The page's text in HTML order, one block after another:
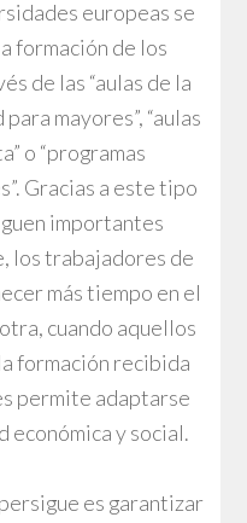
europeas se
formación de los
de las “aulas de la
mayores”, “aulas
o “programas
Gracias a este tipo
importantes
los trabajadores de
más tiempo en el
cuando aquellos
formación recibida
permite adaptarse
económica y social.
es garantizar